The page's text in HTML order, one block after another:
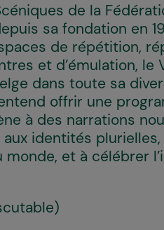
de la
sa fondation en
de répétition,
et d’émulation, le
dans toute sa
offrir une
à des narrations
identités
et à célébrer